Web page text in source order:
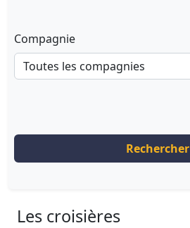
Compagnie
Toutes les compagnies
Rechercher
Les croisières